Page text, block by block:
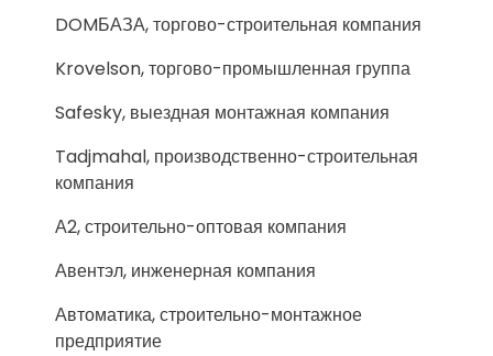
DOMБАЗА, торгово-строительная компания
Krovelson, торгово-промышленная группа
Safesky, выездная монтажная компания
Tadjmahal, производственно-строительная
компания
А2, строительно-оптовая компания
Авентэл, инженерная компания
Автоматика, строительно-монтажное
предприятие